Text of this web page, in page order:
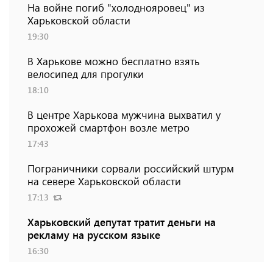
На войне погиб "холоднояровец" из
Харьковской области
19:30
В Харькове можно бесплатно взять
велосипед для прогулки
18:10
В центре Харькова мужчина выхватил у
прохожей смартфон возле метро
17:43
Пограничники сорвали российский штурм
на севере Харьковской области
17:13
Харьковский депутат тратит деньги на
рекламу на русском языке
16:30